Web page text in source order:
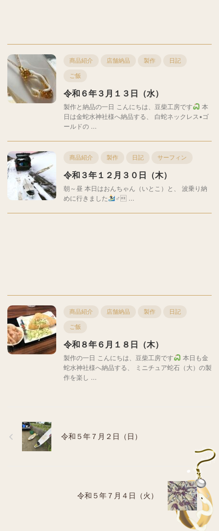
商品紹介 店舗納品 製作 日記
ご飯
令和６年３月１３日（水）
製作と納品の一日 こんにちは、豆柴工房です
本
日は金蛇水神社様へ納品する、 白蛇ネックレス•ゴ
ールドの ...
商品紹介 製作 日記 サーフィン
令和３年１２月３０日（木）
朝～昼 本日はおんちゃん（いとこ）と、 波乗り納
めに行きました
‍♂ ...
商品紹介 店舗納品 製作 日記
ご飯
令和８年６月１８日（木）
製作の一日 こんにちは、豆柴工房です
本日も金
蛇水神社様へ納品する、 ミニチュア蛇石（大）の製
作を楽し ...
令和５年７月２日（日）
令和５年７月４日（火）